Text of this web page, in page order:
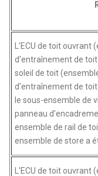
L'ECU de toit
d'entraînement de toit
soleil de toit
d'entraînement de
le sous-ensemble de
panneau
ensemble de rail de
ensemble de store a
L'ECU de toit